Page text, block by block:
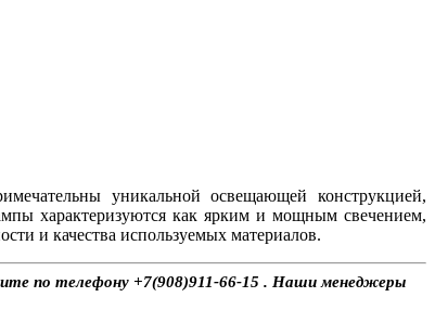
уникальной освещающей конструкцией,
характеризуются как ярким и мощным свечением,
и качества используемых материалов.
по телефону +7(908)911-66-15 . Наши менеджеры